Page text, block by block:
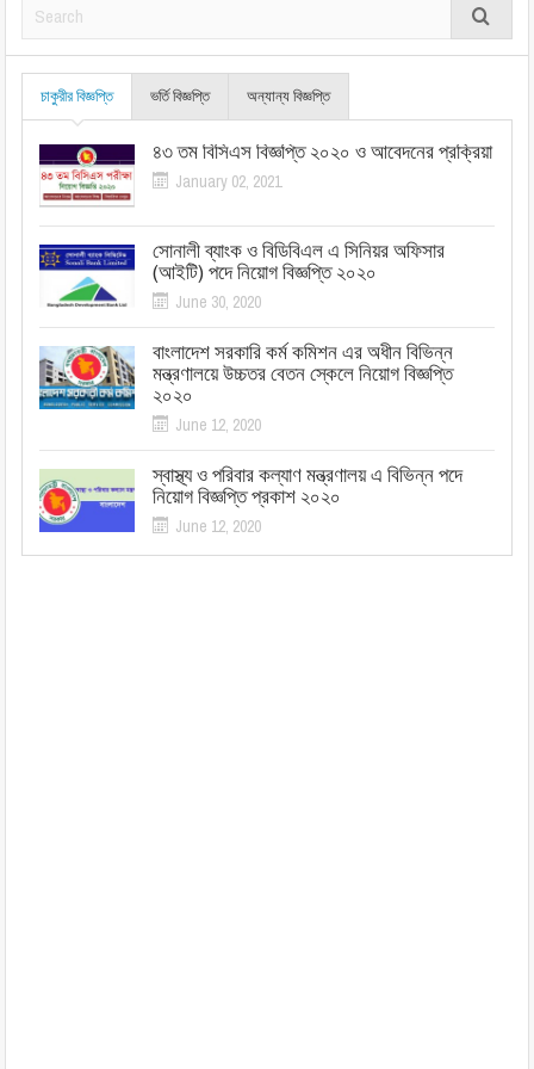
চাকুরীর বিজ্ঞপ্তি ভর্তি বিজ্ঞপ্তি অন্যান্য বিজ্ঞপ্তি
৪৩ তম বিসিএস বিজ্ঞপ্তি ২০২০ ও আবেদনের প্রক্রিয়া
January 02, 2021
সোনালী ব্যাংক ও বিডিবিএল এ সিনিয়র অফিসার
(আইটি) পদে নিয়োগ বিজ্ঞপ্তি ২০২০
June 30, 2020
বাংলাদেশ সরকারি কর্ম কমিশন এর অধীন বিভিন্ন
মন্ত্রণালয়ে উচ্চতর বেতন স্কেলে নিয়োগ বিজ্ঞপ্তি
২০২০
June 12, 2020
স্বাস্থ্য ও পরিবার কল্যাণ মন্ত্রণালয় এ বিভিন্ন পদে
নিয়োগ বিজ্ঞপ্তি প্রকাশ ২০২০
June 12, 2020